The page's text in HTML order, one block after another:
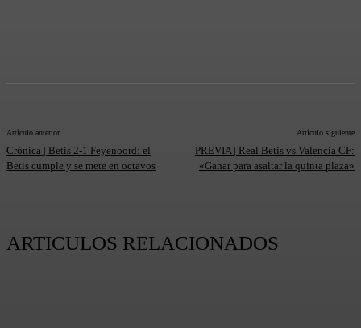
Artículo anterior
Crónica | Betis 2-1 Feyenoord: el
Betis cumple y se mete en octavos
Artículo siguiente
PREVIA | Real Betis vs Valencia CF:
«Ganar para asaltar la quinta plaza»
ARTICULOS RELACIONADOS